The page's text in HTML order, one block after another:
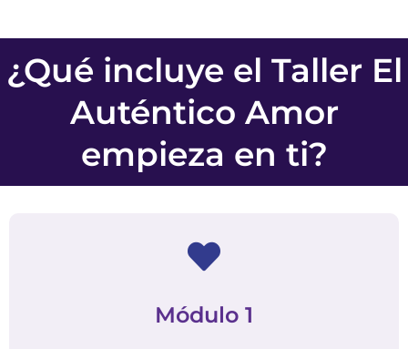
¿Qué incluye el Taller El
Auténtico Amor
empieza en ti?
Módulo 1